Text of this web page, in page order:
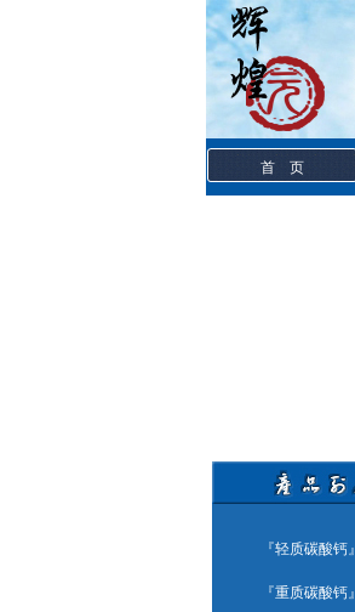
首 页
『轻质碳酸钙』
『重质碳酸钙』